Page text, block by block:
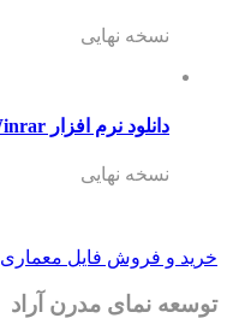
نسخه نهایی
دانلود نرم افزار Winrar
نسخه نهایی
خرید و فروش فایل معماری
توسعه نمای مدرن آراد